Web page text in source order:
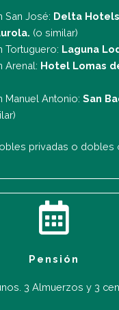
San José: Delta
(o similar)
Tortuguero: Laguna
Arenal: Hotel Lomas
Manuel Antonio: San
privadas o dobles
Pensión
3 Almuerzos y 3